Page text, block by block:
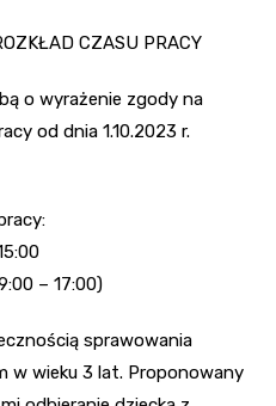
CZASU PRACY
o wyrażenie zgody na
od dnia 1.10.2023 r.
– 17:00)
sprawowania
w wieku 3 lat. Proponowany